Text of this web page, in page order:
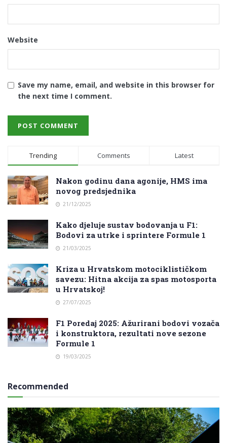
Website
Save my name, email, and website in this browser for
the next time I comment.
Trending Comments Latest
Nakon godinu dana agonije, HMS ima
novog predsjednika
21/12/2025
Kako djeluje sustav bodovanja u F1:
Bodovi za utrke i sprintere Formule 1
21/03/2025
Kriza u Hrvatskom motociklističkom
savezu: Hitna akcija za spas motosporta
u Hrvatskoj!
27/07/2025
F1 Poredaj 2025: Ažurirani bodovi vozača
i konstruktora, rezultati nove sezone
Formule 1
19/03/2025
Recommended